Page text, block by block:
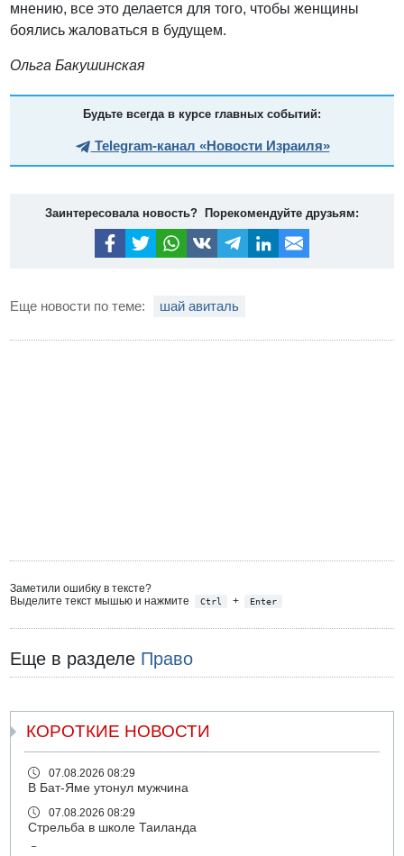
мнению, все это делается для того, чтобы женщины
боялись жаловаться в будущем.
Ольга Бакушинская
Будьте всегда в курсе главных событий:
Telegram-канал «Новости Израиля»
Заинтересовала новость? Порекомендуйте друзьям:
Еще новости по теме: шай авиталь
Заметили ошибку в тексте?
Выделите текст мышью и нажмите
Ctrl + Enter
Еще в разделе Право
КОРОТКИЕ НОВОСТИ
07.08.2026 08:29
В Бат-Яме утонул мужчина
07.08.2026 08:29
Стрельба в школе Таиланда